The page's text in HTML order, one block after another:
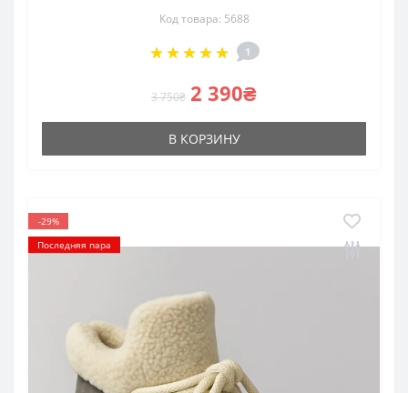
Код товара: 5688
1
3 750₴ 2 390₴
В КОРЗИНУ
-29%
Последняя пара